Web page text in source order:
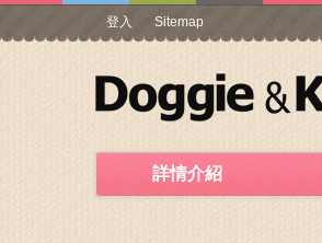
登入 Sitemap
詳情介紹